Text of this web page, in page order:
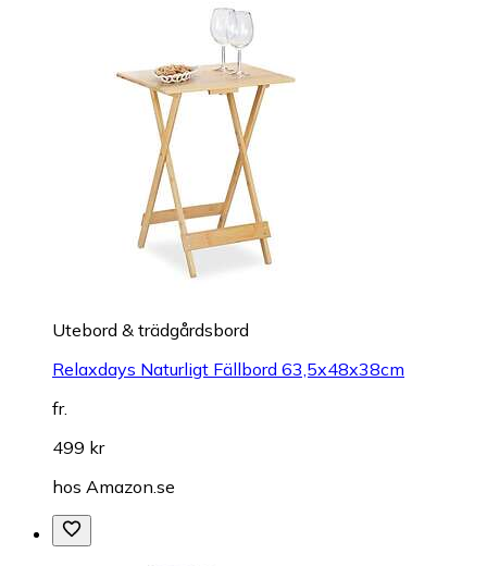
Utebord & trädgårdsbord
Relaxdays Naturligt Fällbord 63,5x48x38cm
fr.
499 kr
hos Amazon.se